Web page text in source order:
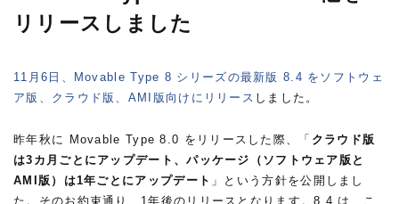
リリースしました
11月6日、Movable Type 8 シリーズの最新版 8.4 をソフトウェ
ア版、クラウド版、AMI版向けにリリース しました。
昨年秋に Movable Type 8.0 をリリースした際、「 クラウド版
は3カ月ごとにアップデート、パッケージ（ソフトウェア版と
AMI版）は1年ごとにアップデート 」という方針を公開しまし
た。そのお約束通り、1年後のリリースとなります。8.4 は、こ